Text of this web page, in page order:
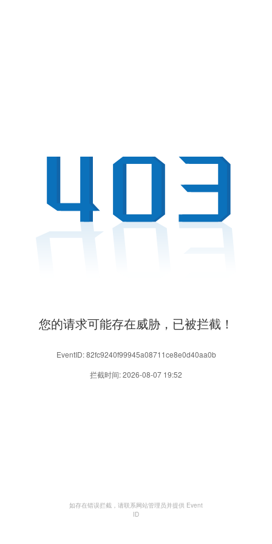
您的请求可能存在威胁，已被拦截！
EventID: 82fc9240f99945a08711ce8e0d40aa0b
拦截时间: 2026-08-07 19:52
如存在错误拦截，请联系网站管理员并提供 Event
ID